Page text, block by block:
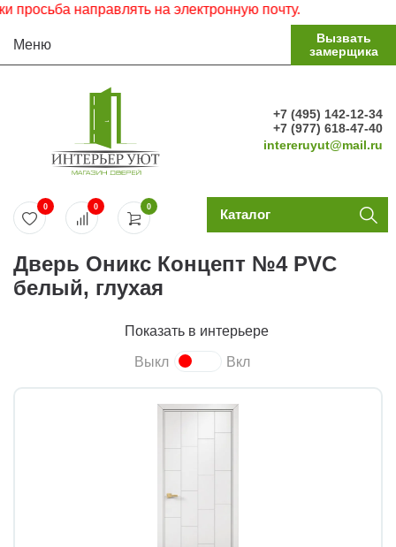
направлять на электронную почту.
Меню
Вызвать
замерщика
+7 (495) 142-12-34
+7 (977) 618-47-40
intereruyut@mail.ru
0
0 0 Каталог
Дверь Оникс Концепт №4 PVC
белый, глухая
Показать в интерьере
Выкл Вкл